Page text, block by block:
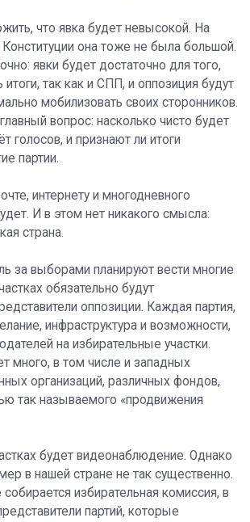
что явка будет невысокой. На
она тоже не была большой.
явки будет достаточно для того,
итоги, так как и СПП, и оппозиция будут
мобилизовать своих сторонников.
вопрос: насколько чисто будет
голосов, и признают ли итоги
партии.
интернету и многодневного
И в этом нет никакого смысла:
страна.
за выборами планируют вести многие
обязательно будут
оппозиции. Каждая партия,
инфраструктура и возможности,
на избирательные участки.
много, в том числе и западных
организаций, различных фондов,
так называемого «продвижения
будет видеонаблюдение. Однако
в нашей стране не так существенно.
избирательная комиссия, в
партий, которые